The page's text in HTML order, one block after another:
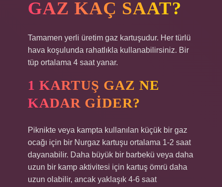
GAZ KAÇ SAAT?
Tamamen yerli üretim gaz kartuşudur. Her türlü
hava koşulunda rahatlıkla kullanabilirsiniz. Bir
tüp ortalama 4 saat yanar.
1 KARTUŞ GAZ NE
KADAR GIDER?
Piknikte veya kampta kullanılan küçük bir gaz
ocağı için bir Nurgaz kartuşu ortalama 1-2 saat
dayanabilir. Daha büyük bir barbekü veya daha
uzun bir kamp aktivitesi için kartuş ömrü daha
uzun olabilir, ancak yaklaşık 4-6 saat